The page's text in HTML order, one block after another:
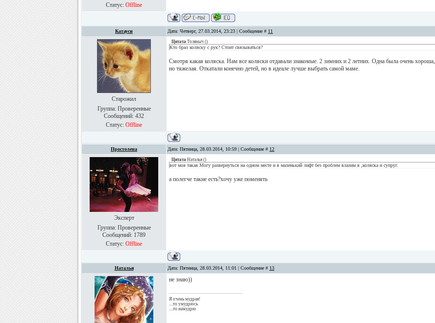
Статус: Offline
Катауси Дата: Четверг, 27.03.2014, 23:23 | Сообщение # 11
Старожил
Группа: Проверенные
Сообщений: 432
Статус: Offline
Цитата Толяныч ()
Кто брал коляску с рук? Стоит связываться?
Смотря какая коляска. Нам все коляски отдавали знакомые. 2 зимних и 2 летних. Одна была очень хороша,
но тяжелая. Откатали конечно детей, но в идеале лучше выбрать самой маме.
Простолена Дата: Пятница, 28.03.2014, 10:59 | Сообщение # 12
Эксперт
Группа: Проверенные
Сообщений: 1789
Статус: Offline
Цитата Наталья ()
вот моя такая.Могу развернуться на одном месте и в маленький лифт без проблем влазим я ,коляска и супруг.
а полегче такие есть?хочу уже поменять
Наталья Дата: Пятница, 28.03.2014, 11:01 | Сообщение # 13
не знаю))
Я очень мудрая!
....то умудрюсь
....то намудрю